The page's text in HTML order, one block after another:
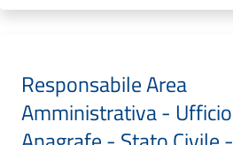
Responsabile Area
Amministrativa - Ufficio